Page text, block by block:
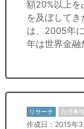
額20%以上を
を及ぼして
は、2005年
年は世界金
リサーチ 台湾事情
作成日：2015年3